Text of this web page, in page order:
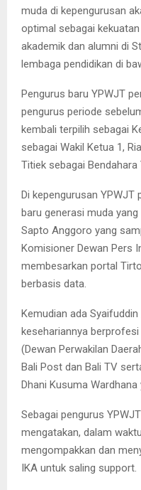
muda di kepengurusan
optimal sebagai
akademik dan alumni di
lembaga pendidikan di
Pengurus baru YPWJT
pengurus periode
kembali terpilih sebagai
sebagai Wakil Ketua 1,
Titiek sebagai Bendahara
Di kepengurusan
baru generasi muda
Sapto Anggoro yang
Komisioner Dewan Pers
membesarkan portal
berbasis data.
Kemudian ada
kesehariannya
(Dewan Perwakilan
Bali Post dan Bali TV
Dhani Kusuma
Sebagai pengurus
mengatakan, dalam
mengompakkan dan
IKA untuk saling support.